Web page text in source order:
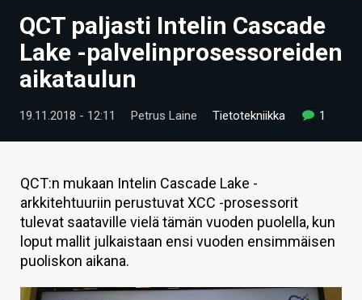
UUTISET
ARTIKKELIT
VIDEOT
TECHBBS
TIETOA
HINTA.FI
KAUPPA
QCT paljasti Intelin Cascade
Lake -palvelinprosessoreiden
aikataulun
19.11.2018 - 12:11 Petrus Laine Tietotekniikka 1
QCT:n mukaan Intelin Cascade Lake -
arkkitehtuuriin perustuvat XCC -prosessorit
tulevat saataville vielä tämän vuoden puolella, kun
loput mallit julkaistaan ensi vuoden ensimmäisen
puoliskon aikana.